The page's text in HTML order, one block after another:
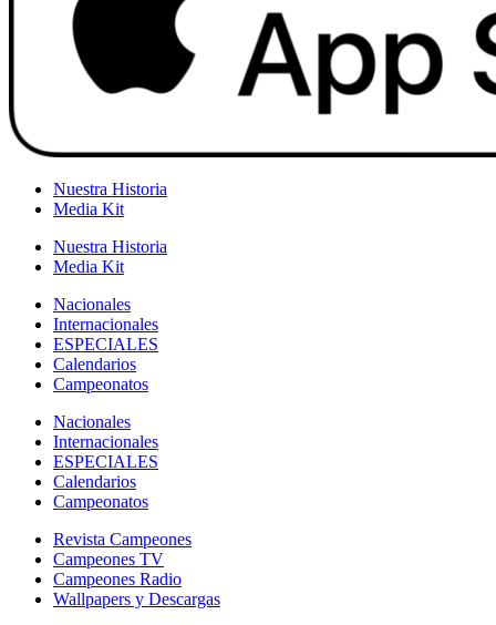
Nuestra Historia
Media Kit
Nuestra Historia
Media Kit
Nacionales
Internacionales
ESPECIALES
Calendarios
Campeonatos
Nacionales
Internacionales
ESPECIALES
Calendarios
Campeonatos
Revista Campeones
Campeones TV
Campeones Radio
Wallpapers y Descargas